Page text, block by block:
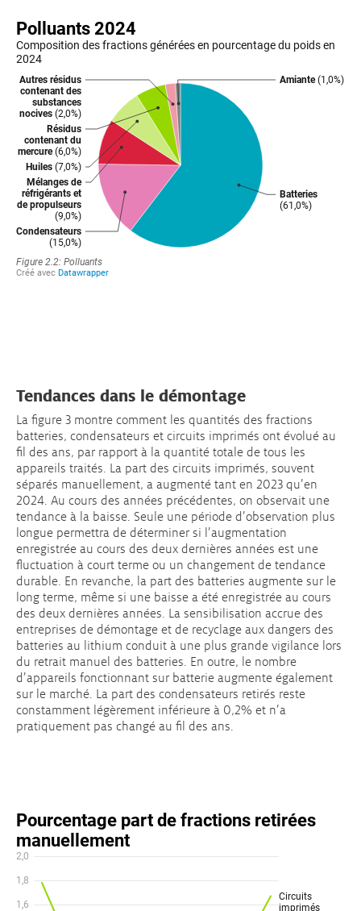
Tendances dans le démontage
La figure 3 montre comment les quantités des fractions
batteries, condensateurs et circuits imprimés ont évolué au
fil des ans, par rapport à la quantité totale de tous les
appareils traités. La part des circuits imprimés, souvent
séparés manuellement, a augmenté tant en 2023 qu’en
2024. Au cours des années précédentes, on observait une
tendance à la baisse. Seule une période d’observation plus
longue permettra de déterminer si l’augmentation
enregistrée au cours des deux dernières années est une
fluctuation à court terme ou un changement de tendance
durable. En revanche, la part des batteries augmente sur le
long terme, même si une baisse a été enregistrée au cours
des deux dernières années. La sensibilisation accrue des
entreprises de démontage et de recyclage aux dangers des
batteries au lithium conduit à une plus grande vigilance lors
du retrait manuel des batteries. En outre, le nombre
d’appareils fonctionnant sur batterie augmente également
sur le marché. La part des condensateurs retirés reste
constamment légèrement inférieure à 0,2% et n’a
pratiquement pas changé au fil des ans.